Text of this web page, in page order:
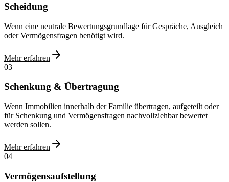
Scheidung
Wenn eine neutrale Bewertungsgrundlage für Gespräche, Ausgleich
oder Vermögensfragen benötigt wird.
Mehr erfahren
03
Schenkung & Übertragung
Wenn Immobilien innerhalb der Familie übertragen, aufgeteilt oder
für Schenkung und Vermögensfragen nachvollziehbar bewertet
werden sollen.
Mehr erfahren
04
Vermögensaufstellung